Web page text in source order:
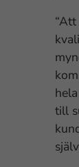
till